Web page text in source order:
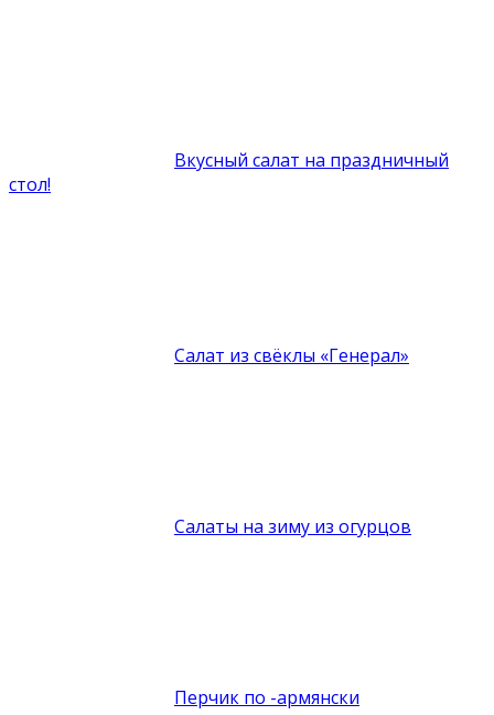
Вкусный салат на праздничный
стол!
Салат из свёклы «Генерал»
Салаты на зиму из огурцов
Перчик по -армянски